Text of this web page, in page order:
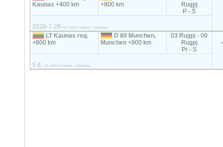
Kaunas+400 km
+800 km
Rugpj
P - Š
2026-7-29 <2t, 20m3 Lietuva - Vokietija
LT Kaunas reg.
+800 km
D 80 Munchen,
Munchen+900 km
03 Rugpj - 09
Rugpj
Pr - S
5 d. <2t, 20m3 Lietuva - Vokietija